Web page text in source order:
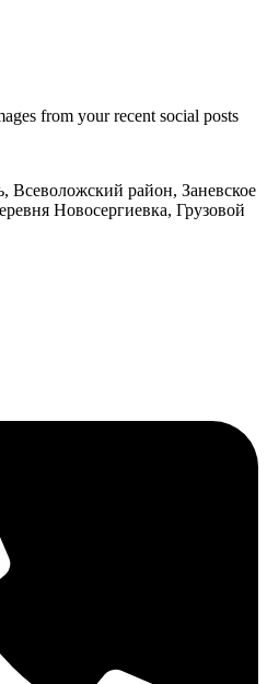
from your recent social posts
Всеволожский район, Заневское
Новосергиевка, Грузовой